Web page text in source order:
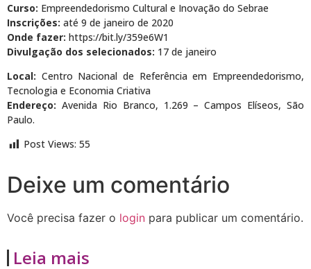
Curso: Empreendedorismo Cultural e Inovação do Sebrae
Inscrições: até 9 de janeiro de 2020
Onde fazer: https://bit.ly/359e6W1
Divulgação dos selecionados: 17 de janeiro
Local: Centro Nacional de Referência em Empreendedorismo,
Tecnologia e Economia Criativa
Endereço: Avenida Rio Branco, 1.269 – Campos Elíseos, São
Paulo.
Post Views: 55
Deixe um comentário
Você precisa fazer o login para publicar um comentário.
Leia mais